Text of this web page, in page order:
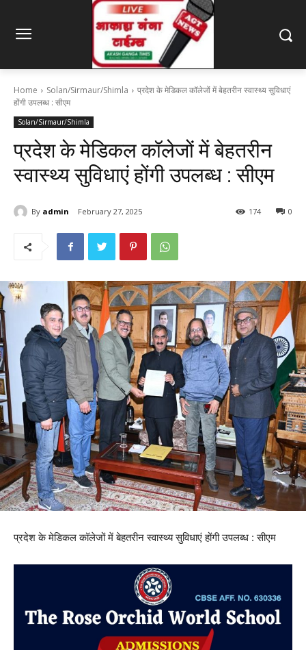
Home Solan/Sirmaur/Shimla
प्रदेश के मेडिकल कॉलेजों में बेहतरीन स्वास्थ्य सुविधाएं
होंगी उपलब्ध : सीएम
Solan/Sirmaur/Shimla
प्रदेश के मेडिकल कॉलेजों में बेहतरीन
स्वास्थ्य सुविधाएं होंगी उपलब्ध : सीएम
By admin February 27, 2025 0
174
प्रदेश के मेडिकल कॉलेजों में बेहतरीन स्वास्थ्य सुविधाएं होंगी उपलब्ध : सीएम